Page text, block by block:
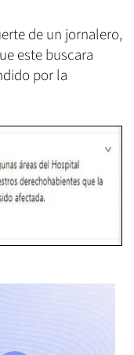
de un jornalero,
este buscara
por la